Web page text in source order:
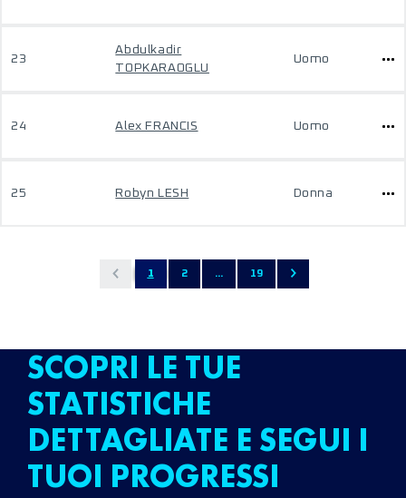
23
Abdulkadir
TOPKARAOGLU
Uomo
24 Alex FRANCIS Uomo
25 Robyn LESH Donna
1 2 ... 19
SCOPRI LE TUE
STATISTICHE
DETTAGLIATE E SEGUI I
TUOI PROGRESSI